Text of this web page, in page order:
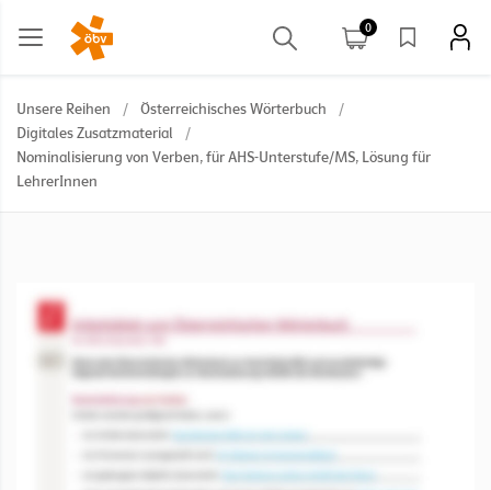
0
Unsere Reihen / Österreichisches Wörterbuch
/
Digitales Zusatzmaterial
/
Nominalisierung von Verben, für AHS-Unterstufe/MS, Lösung für
LehrerInnen